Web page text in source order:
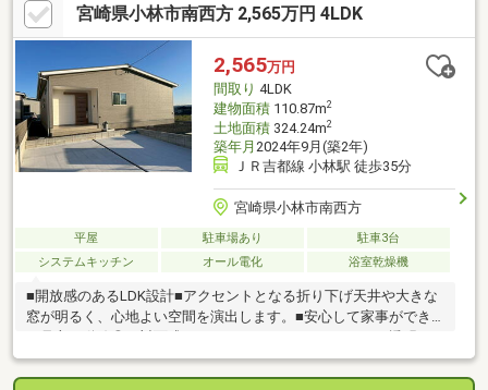
宮崎県小林市南西方 2,565万円 4LDK
2,565万円
間取り 4LDK
建物面積110.87m2
土地面積324.24m2
築年月 2024年9月(築2年)
ＪＲ吉都線 小林駅 徒歩35分
宮崎県小林市南西方
平屋 駐車場あり
駐車3台
システムキッチン
オール電化 浴室乾燥機
■開放感のあるLDK設計■アクセントとなる折り下げ天井や大きな
窓が明るく、心地よい空間を演出します。■安心して家事ができ
オイルガード付き、リビングを見渡すことができ油汚れが飛びに
くい仕様です！■各部屋に収納スペースを完備し、スッキリとし